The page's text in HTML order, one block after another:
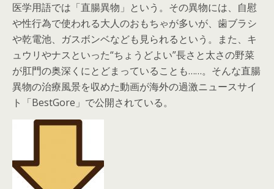
医学用語では「直腸異物」という。その異物には、自慰
や性行為で使われる大人のおもちゃが多いが、歯ブラシ
や乾電池、ガスボンベなども見られるという。また、キ
ュウリやナスといった“ちょうどよい”長さと太さの野菜
が肛門の奥深くにとどまっていることも……。そんな直腸
異物の治療風景を収めた動画が海外の過激ニュースサイ
ト「BestGore」で公開されている。